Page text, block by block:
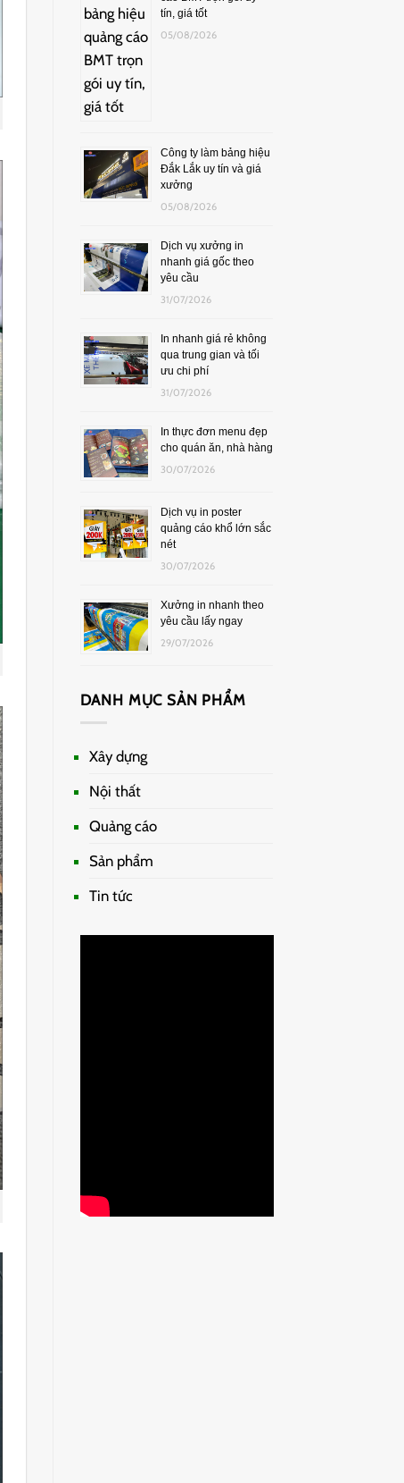
tín, giá tốt
05/08/2026
Công ty làm bảng hiệu
Đắk Lắk uy tín và giá
xưởng
05/08/2026
Dịch vụ xưởng in
nhanh giá gốc theo
yêu cầu
31/07/2026
In nhanh giá rẻ không
qua trung gian và tối
ưu chi phí
31/07/2026
In thực đơn menu đẹp
cho quán ăn, nhà hàng
30/07/2026
Dịch vụ in poster
quảng cáo khổ lớn sắc
nét
30/07/2026
Xưởng in nhanh theo
yêu cầu lấy ngay
29/07/2026
DANH MỤC SẢN PHẨM
Xây dựng
Nội thất
Quảng cáo
Sản phẩm
Tin tức